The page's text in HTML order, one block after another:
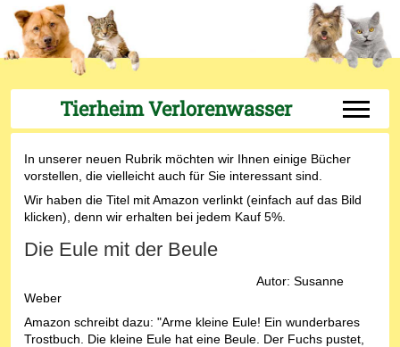
Tierheim Verlorenwasser Off-
In unserer neuen Rubrik möchten wir Ihnen einige Bücher
vorstellen, die vielleicht auch für Sie interessant sind.
Wir haben die Titel mit Amazon verlinkt (einfach auf das Bild
klicken), denn wir erhalten bei jedem Kauf 5%.
Die Eule mit der Beule
Autor: Susanne
Weber
Amazon schreibt dazu: "Arme kleine Eule! Ein wunderbares
Trostbuch. Die kleine Eule hat eine Beule. Der Fuchs pustet,